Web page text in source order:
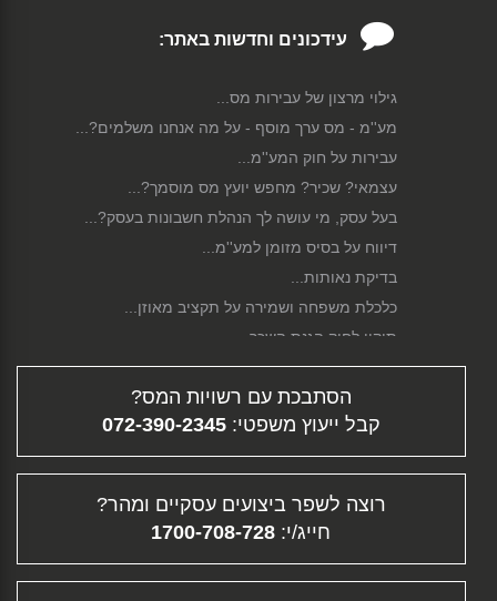
עידכונים וחדשות באתר:
גילוי מרצון של עבירות מס...
מע''מ - מס ערך מוסף - על מה אנחנו משלמים?...
עבירות על חוק המע''מ...
עצמאי? שכיר? מחפש יועץ מס מוסמך?...
בעל עסק, מי עושה לך הנהלת חשבונות בעסק?...
דיווח על בסיס מזומן למע''מ...
בדיקת נאותות...
כלכלת משפחה ושמירה על תקציב מאוזן...
תיקון לחוק הגנת השכר...
סגירת עסק...
פירוק חברה...
גיוס הון...
דיווח מקוון...
פיצויי פיטורין...
הסתבכת עם רשויות המס?
קבל ייעוץ משפטי:072-390-2345
רוצה לשפר ביצועים עסקיים ומהר?
חייג/י: 1700-708-728